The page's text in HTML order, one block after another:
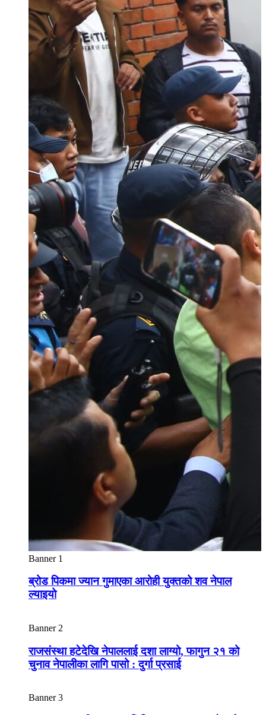
Banner 1
ब्रोड पिकमा ज्यान गुमाएका आरोही युक्तको शव नेपाल
ल्याइयो
Banner 2
राजसंस्था हटेदेखि नेपाललाई दशा लाग्यो, फागुन २१ को
चुनाव नेपालीका लागि पासो : दुर्गा प्रसाई
Banner 3